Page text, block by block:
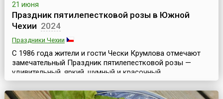
21 июня
Праздник пятилепестковой розы в Южной
Чехии 2024
Праздники Чехии
C 1986 года жители и гости Чески Крумлова отмечают
замечательный Праздник пятилепестковой розы —
удивительный, яркий, шумный и красочный
средневековый карнавал. Чески Крумлов (Český
Krumlov) — это город в Южной Чехии. Здесь находится